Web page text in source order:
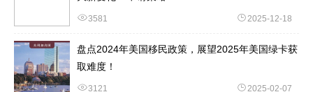
3581 2025-12-18
盘点2024年美国移民政策，展望2025年美国绿卡获
取难度！
3121 2025-02-07